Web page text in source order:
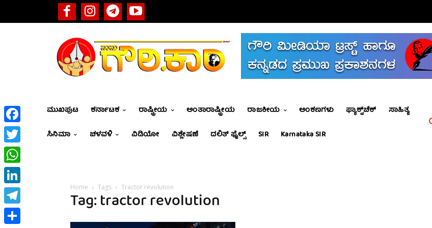
ಮುಖಪುಟ ಕರ್ನಾಟಕ ರಾಷ್ಟ್ರೀಯ ಅಂತಾರಾಷ್ಟ್ರೀಯ ರಾಜಕೀಯ ಅಂಕಣಗಳು ಫ್ಯಾಕ್ಟ್‌ಚೆಕ್
ಸಾಹಿತ್ಯ
ಸಿನಿಮಾ
ಚಳವಳಿ ವಿಡಿಯೋ ವಿಶ್ಲೇಷಣೆ ದಲಿತ್ ಫೈಲ್ಸ್ SIR Karnataka SIR
Home Tags Tractor revolution
Tag: tractor revolution
Facebook
Twitter
WhatsApp
LinkedIn
Telegram